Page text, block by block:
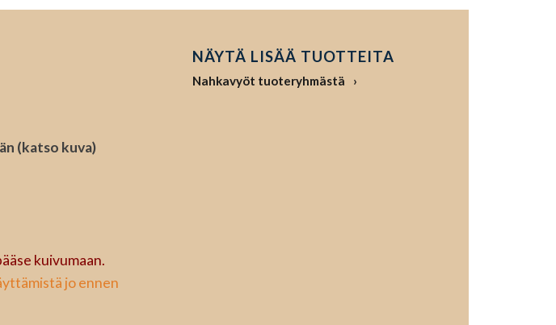
(katso kuva)
kuivumaan.
jo ennen
NÄYTÄ LISÄÄ TUOTTEITA
Nahkavyöt tuoteryhmästä